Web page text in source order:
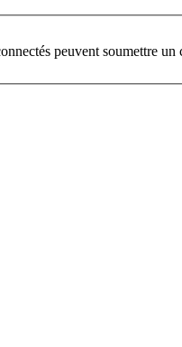
peuvent soumettre un